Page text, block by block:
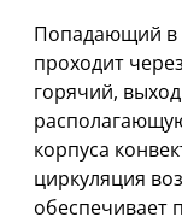
Попадающий в
проходит
горячий,
корпуса
циркуляция
обеспечивает